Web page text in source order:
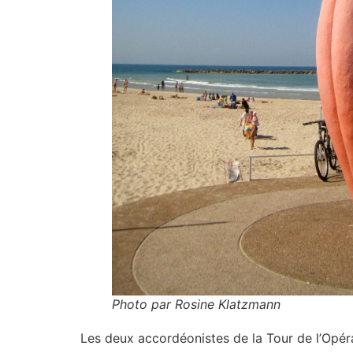
Photo par Rosine Klatzmann
Les deux accordéonistes de la Tour de